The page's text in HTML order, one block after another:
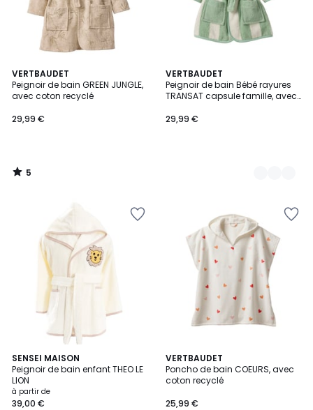
VERTBAUDET
Peignoir de bain GREEN JUNGLE,
avec coton recyclé
29,99 €
5
/
5
5
/
VERTBAUDET
Peignoir de bain Bébé rayures
TRANSAT capsule famille, avec
29,99 €
2
Couleurs
SENSEI MAISON
Peignoir de bain enfant THEO LE
LION
à partir de
39,00 €
VERTBAUDET
Poncho de bain COEURS, avec
coton recyclé
25,99 €